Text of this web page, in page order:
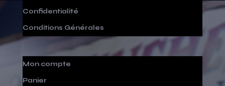
Confidentialité
Conditions Générales
Mon compte
Panier